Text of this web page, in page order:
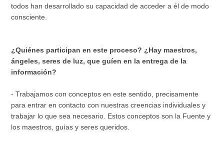
todos han desarrollado su capacidad de acceder a él de modo
consciente.
¿Quiénes participan en este proceso? ¿Hay maestros,
ángeles, seres de luz, que guíen en la entrega de la
información?
- Trabajamos con conceptos en este sentido, precisamente
para entrar en contacto con nuestras creencias individuales y
trabajar lo que sea necesario. Estos conceptos son la Fuente y
los maestros, guías y seres queridos.